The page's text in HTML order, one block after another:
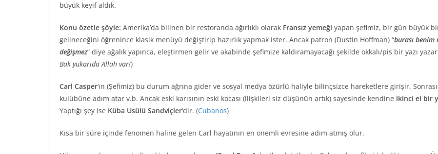
büyük keyif aldık.
Konu özetle şöyle: Amerika’da bilinen bir restoranda ağırlıklı olarak Fransız yemeği yapan şefimiz, bir gün büyük
gelineceğini öğrenince klasik menüyü değiştirip hazırlık yapmak ister. Ancak patron (Dustin Hoffman) “burası benim
değişmez” diye ağalık yapınca, eleştirmen gelir ve akabinde şefimize kaldıramayacağı şekilde okkalı/pis bir yazı
Bak yukarıda Allah var!)
Carl Casper‘ın (Şefimiz) bu durum ağrına gider ve sosyal medya özürlü haliyle bilinçsizce hareketlere girişir.
kulübüne adım atar v.b. Ancak eski karısının eski kocası (ilişkileri siz düşünün artık) sayesinde kendine ikinci el bir
Yaptığı şey ise Küba Usülü Sandviçler‘dir. (Cubanos)
Kısa bir süre içinde fenomen haline gelen Carl hayatının en önemli evresine adım atmış olur.